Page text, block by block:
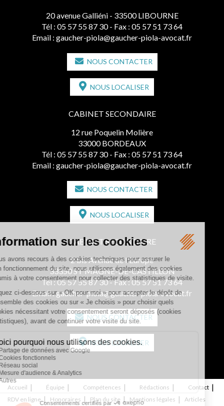
20 avenue Galliéni - 33500 LIBOURNE
Tél : 05 57 55 87 30 - Fax : 05 57 51 73 64
Email : gaucher-piola@gaucher-piola-avocat.fr
NOUS CONTACTER
NOUS LOCALISER
CABINET SECONDAIRE
12 rue Poquelin Molière
33000 BORDEAUX
Tél : 05 57 55 87 30 - Fax : 05 57 51 73 64
Email : gaucher-piola@gaucher-piola-avocat.fr
NOUS CONTACTER
NOUS LOCALISER
CABINET SECONDAIRE
2 bis Avenue de l'Europe
33350 ST MAGNE-DE-CASTILLON
Tél :05 57 55 87 30- Fax : 05 57 51 73 64
Email :gaucher-piola@gaucher-piola-avocat.fr
NOUS CONTACTER
NOUS LOCALISER
Accueil Équipe Compétences Rédactions
Contact
RDV en ligne
Honoraires Plan du site Mentions légales Articles